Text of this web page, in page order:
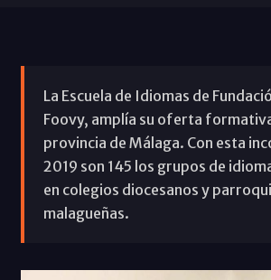
La Escuela de Idiomas de
Foovy, amplía su oferta
provincia de Málaga. Con esta
2019 son 145 los grupos de
en colegios diocesanos y
malagueñas.